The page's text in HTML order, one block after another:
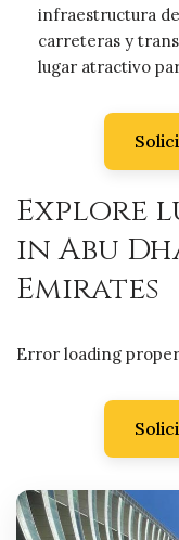
infraestructura
carreteras y
lugar atractivo
Explore
in Abu
Emirates
Error loading